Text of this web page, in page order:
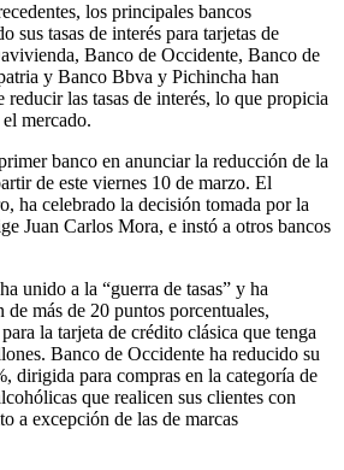
los principales bancos
sus tasas de interés para tarjetas de
Banco de Occidente, Banco de
y Banco Bbva y Pichincha han
reducir las tasas de interés, lo que propicia
el mercado.
banco en anunciar la reducción de la
de este viernes 10 de marzo. El
ha celebrado la decisión tomada por la
Juan Carlos Mora, e instó a otros bancos
unido a la “guerra de tasas” y ha
más de 20 puntos porcentuales,
la tarjeta de crédito clásica que tenga
Banco de Occidente ha reducido su
dirigida para compras en la categoría de
que realicen sus clientes con
a excepción de las de marcas